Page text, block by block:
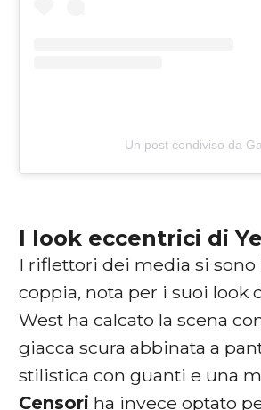
Un post condiviso da
I look eccentrici di
I riflettori dei media si
coppia, nota per i suoi look
West ha calcato la scena
giacca scura abbinata a
stilistica con guanti e una
Censori ha invece optato